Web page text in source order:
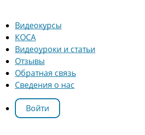
Видеокурсы
КОСА
Видеоуроки и статьи
Отзывы
Обратная связь
Сведения о нас
Войти